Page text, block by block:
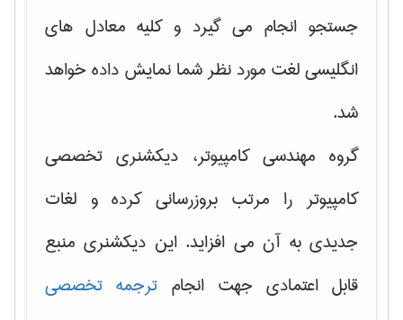
جستجو انجام می گیرد و کلیه معادل های
انگلیسی لغت مورد نظر شما نمایش داده خواهد
شد.
گروه مهندسی کامپیوتر، دیکشنری تخصصی
کامپیوتر را مرتب بروزرسانی کرده و لغات
جدیدی به آن می افزاید. این دیکشنری منبع
قابل اعتمادی جهت انجام ترجمه تخصصی